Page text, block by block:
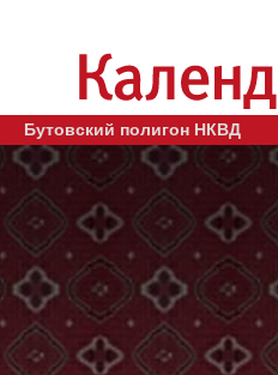
Бутовский полигон НКВД